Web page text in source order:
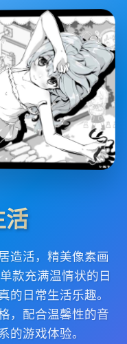
活
造活，精美像素画
款充满温情状的日
的日常生活乐趣。
，配合温馨性的音
的游戏体验。